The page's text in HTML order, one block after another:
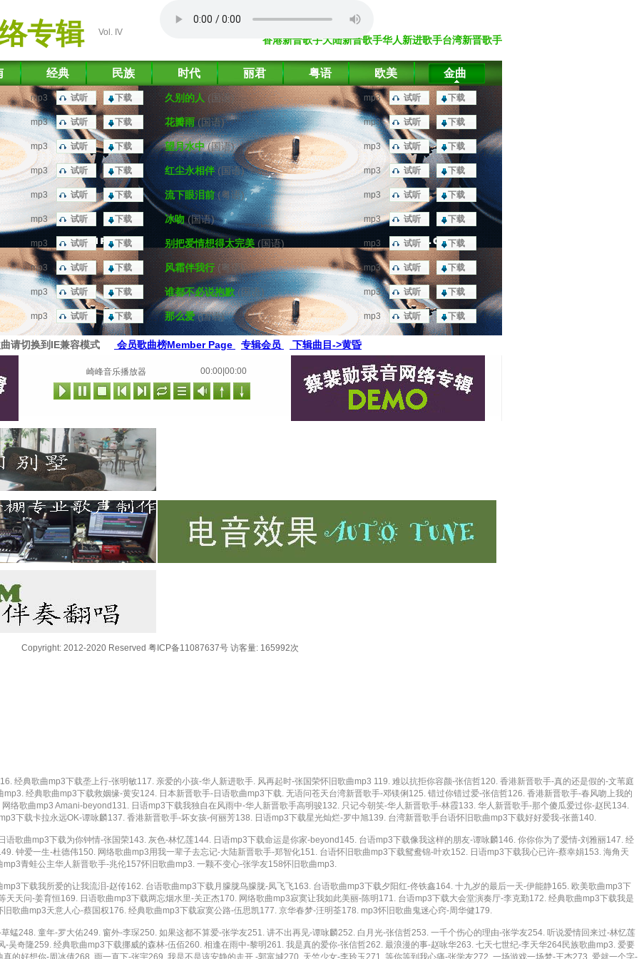
专辑 Vol. IV
香港新晋歌手大陆新晋歌手华人新进歌手台湾新晋歌手
经典 民族 时代 丽君 粤语 欧美 金曲
下载
下载
下载
下载
下载
下载
下载
下载
下载
下载
mp3 试听
mp3 试听
mp3 试听
mp3 试听
mp3 试听
mp3 试听
mp3 试听
mp3 试听
mp3 试听
mp3 试听
久别的人(国语)
花瓣雨(国语)
望月水中(国语)
红尘永相伴(国语)
流下眼泪前(粤语)
冰吻 (国语)
别把爱情想得太完美 (国语)
风霜伴我行(粤语)
谁都不必说抱歉(国语)
那么爱(国语)
下载
下载
下载
下载
下载
下载
下载
下载
下载
下载
mp3 试听
mp3 试听
mp3 试听
mp3 试听
mp3 试听
mp3 试听
mp3 试听
mp3 试听
mp3 试听
mp3 试听
曲请切换到IE兼容模式 会员歌曲榜Member Page 专辑会员 下辑曲目->黄昏
崎峰音乐播放器 00:00|00:00
Copyright: 2012-2020 Reserved 粤ICP备11087637号 访客量: 165992次
经典歌曲mp3下载垄上行-张明敏117. 亲爱的小孩-华人新进歌手. 风再起时-张国荣怀旧歌曲mp3 119. 难以抗拒你容颜-张信哲120. 香港新晋歌手-真的还是假的-文苇庭
经典歌曲mp3下载救姻缘-黄安124. 日本新晋歌手-日语歌曲mp3下载. 无语问苍天台湾新晋歌手-邓镁俐125. 错过你错过爱-张信哲126. 香港新晋歌手-春风吻上我的
络歌曲mp3 Amani-beyond131. 日语mp3下载我独自在风雨中-华人新晋歌手高明骏132. 只记今朝笑-华人新晋歌手-林霞133. 华人新晋歌手-那个傻瓜爱过你-赵民134.
下载卡拉永远OK-谭咏麟137. 香港新晋歌手-坏女孩-何丽芳138. 日语mp3下载星光灿烂-罗中旭139. 台湾新晋歌手台语怀旧歌曲mp3下载好好爱我-张蔷140.
歌曲mp3下载为你钟情-张国荣143. 灰色-林忆莲144. 日语mp3下载命运是你家-beyond145. 台语mp3下载像我这样的朋友-谭咏麟146. 你你你为了爱情-刘雅丽147. 经
钟爱一生-杜德伟150. 网络歌曲mp3用我一辈子去忘记-大陆新晋歌手-郑智化151. 台语怀旧歌曲mp3下载鸳鸯锦-叶欢152. 日语mp3下载我心已许-蔡幸娟153. 海角天
青蛙公主华人新晋歌手-兆伦157怀旧歌曲mp3. 一颗不变心-张学友158怀旧歌曲mp3.
下载我所爱的让我流泪-赵传162. 台语歌曲mp3下载月朦胧鸟朦胧-凤飞飞163. 台语歌曲mp3下载夕阳红-佟铁鑫164. 十九岁的最后一天-伊能静165. 欧美歌曲mp3下
天问-姜育恒169. 日语歌曲mp3下载两忘烟水里-关正杰170. 网络歌曲mp3寂寞让我如此美丽-陈明171. 台语mp3下载大会堂演奏厅-李克勤172. 经典歌曲mp3下载我是
歌曲mp3天意人心-蔡国权176. 经典歌曲mp3下载寂寞公路-伍思凯177. 京华春梦-汪明荃178. mp3怀旧歌曲鬼迷心窍-周华健179.
蜢248. 童年-罗大佑249. 窗外-李琛250. 如果这都不算爱-张学友251. 讲不出再见-谭咏麟252. 白月光-张信哲253. 一千个伤心的理由-张学友254. 听说爱情回来过-林忆莲
奇隆259. 经典歌曲mp3下载挪威的森林-伍佰260. 相逢在雨中-黎明261. 我是真的爱你-张信哲262. 最浪漫的事-赵咏华263. 七天七世纪-李天华264民族歌曲mp3. 爱要
的好想你-周冰倩268. 雨一直下-张宇269. 我是不是该安静的走开 -郭富城270. 天竺少女-李玲玉271. 等你等到我心痛-张学友272. 一场游戏一场梦-王杰273. 爱就一个字-